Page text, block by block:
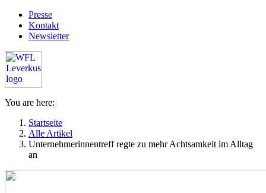
Presse
Kontakt
Newsletter
You are here:
Startseite
Alle Artikel
Unternehmerinnentreff regte zu mehr Achtsamkeit im Alltag
an